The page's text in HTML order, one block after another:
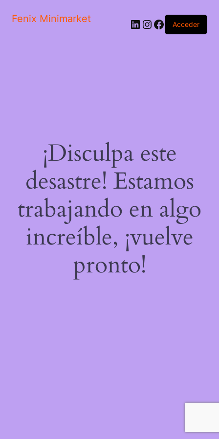
Fenix Minimarket LinkedIn
Instagram
Facebook
Acceder
¡Disculpa este
desastre! Estamos
trabajando en algo
increíble, ¡vuelve
pronto!